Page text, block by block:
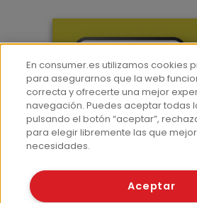
Hemeroteca
Contacto
Prensa
Corpus Lingüístico
© Fundación
En consumer.es utilizamos cookies
para asegurarnos que la web
correcta y ofrecerte una mejor
navegación. Puedes aceptar todas
pulsando el botón “aceptar”,
para elegir libremente las que
necesidades.
Aceptar